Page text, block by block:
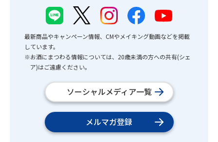
最新商品やキャンペーン情報、CMやメイキング動画などを掲載
しています。
※お酒にまつわる情報については、20歳未満の方への共有(シェ
ア)はご遠慮ください。
ソーシャルメディア一覧
メルマガ登録